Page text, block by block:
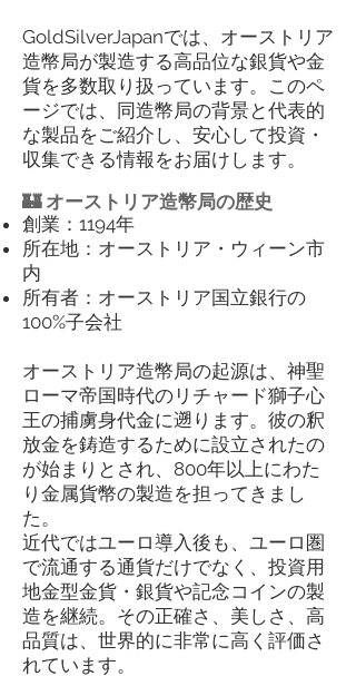
GoldSilverJapanでは、オーストリア
造幣局が製造する高品位な銀貨や金
貨を多数取り扱っています。このペ
ージでは、同造幣局の背景と代表的
な製品をご紹介し、安心して投資・
収集できる情報をお届けします。
🏰 オーストリア造幣局の歴史
創業：1194年
所在地：オーストリア・ウィーン市
内
所有者：オーストリア国立銀行の
100%子会社
オーストリア造幣局の起源は、神聖
ローマ帝国時代のリチャード獅子心
王の捕虜身代金に遡ります。彼の釈
放金を鋳造するために設立されたの
が始まりとされ、800年以上にわた
り金属貨幣の製造を担ってきまし
た。
近代ではユーロ導入後も、ユーロ圏
で流通する通貨だけでなく、投資用
地金型金貨・銀貨や記念コインの製
造を継続。その正確さ、美しさ、高
品質は、世界的に非常に高く評価さ
れています。